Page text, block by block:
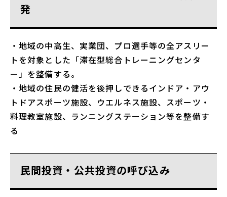
発
・地域の中高生、実業団、プロ選手等の全アスリー
トを対象とした「滞在型総合トレーニングセンタ
ー」を整備する。
・地域の住民の健活を後押しできるインドア・アウ
トドアスポーツ施設、ウエルネス施設、スポーツ・
料理教室施設、ランニングステーション等を整備す
る
民間投資・公共投資の呼び込み